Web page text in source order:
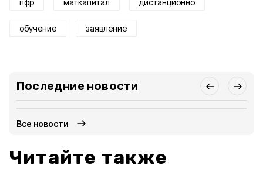
пфр маткапитал дистанционно
обучение заявление
Последние новости
Все новости
Читайте также